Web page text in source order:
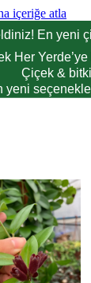
içeriğe atla
En yeni
Her
Çiçek &
yeni